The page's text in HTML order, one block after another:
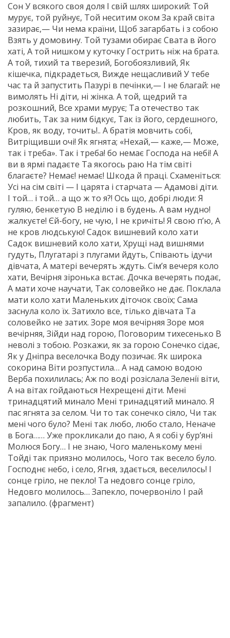
Сон У всякого своя доля І свій шлях широкий: Той
мурує, той руйнує, Той неситим оком За край світа
зазирає,— Чи нема країни, Щоб загарбать і з собою
Взять у домовину. Той тузами обирає Свата в його
хаті, А той нишком у куточку Гострить ніж на брата.
А той, тихий та тверезий, Богобоязливий, Як
кішечка, підкрадеться, Вижде нещасливий У тебе
час та й запустить Пазурі в печінки,— І не благай: не
вимолять Ні діти, ні жінка. А той, щедрий та
розкошний, Все храми мурує; Та отечество так
любить, Так за ним бідкує, Так із його, сердешного,
Кров, як воду, точить!.. А братія мовчить собі,
Витріщивши очі! Як ягнята; «Нехай,— каже,— Може,
так і треба». Так і треба! бо немає Господа на небі! А
ви в ярмі падаєте Та якогось раю На тім світі
благаєте? Немає! немає! Шкода й праці. Схаменіться:
Усі на сім світі — І царята і старчата — Адамові діти.
І той… і той… а що ж то я?! Ось що, добрі люди: Я
гуляю, бенкетую В неділю і в будень. А вам нудно!
жалкуєте! Єй-богу, не чую, І не кричіть! Я свою п’ю, А
не кров людськую! Садок вишневий коло хати
Садок вишневий коло хати, Хрущі над вишнями
гудуть, Плугатарі з плугами йдуть, Співають ідучи
дівчата, А матері вечерять ждуть. Сім’я вечеря коло
хати, Вечірня зіронька встає. Дочка вечерять подає,
А мати хоче научати, Так соловейко не дає. Поклала
мати коло хати Маленьких діточок своїх; Сама
заснула коло їх. Затихло все, тілько дівчата Та
соловейко не затих. Зоре моя вечірняя Зоре моя
вечірняя, Зійди над горою, Поговорим тихесенько В
неволі з тобою. Розкажи, як за горою Сонечко сідає,
Як у Дніпра веселочка Воду позичає. Як широка
сокорина Віти розпустила… А над самою водою
Верба похилилась; Аж по воді розіслала Зеленії віти,
А на вітах гойдаються Нехрещені діти. Мені
тринадцятий минало Мені тринадцятий минало. Я
пас ягнята за селом. Чи то так сонечко сіяло, Чи так
мені чого було? Мені так любо, любо стало, Неначе
в Бога…… Уже прокликали до паю, А я собі у бур’яні
Молюся Богу… І не знаю, Чого маленькому мені
Тойді так приязно молилось, Чого так весело було.
Господнє небо, і село, Ягня, здається, веселилось! І
сонце гріло, не пекло! Та недовго сонце гріло,
Недовго молилось… Запекло, почервоніло І рай
запалило. (фрагмент)